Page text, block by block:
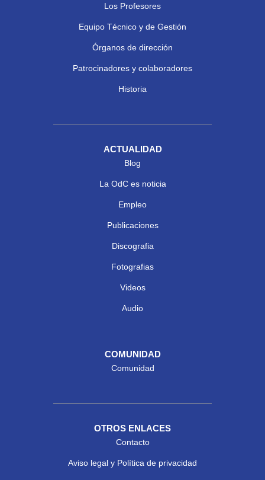
Los Profesores
Equipo Técnico y de Gestión
Órganos de dirección
Patrocinadores y colaboradores
Historia
ACTUALIDAD
Blog
La OdC es noticia
Empleo
Publicaciones
Discografia
Fotografias
Videos
Audio
COMUNIDAD
Comunidad
OTROS ENLACES
Contacto
Aviso legal y Política de privacidad